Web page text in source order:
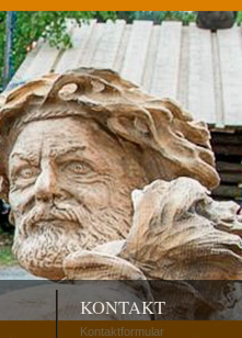
KONTAKT
Kontaktformular